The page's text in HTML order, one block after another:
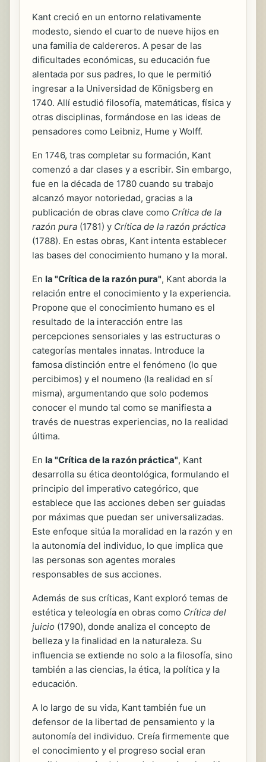
Kant creció en un entorno relativamente
modesto, siendo el cuarto de nueve hijos en
una familia de caldereros. A pesar de las
dificultades económicas, su educación fue
alentada por sus padres, lo que le permitió
ingresar a la Universidad de Königsberg en
1740. Allí estudió filosofía, matemáticas, física y
otras disciplinas, formándose en las ideas de
pensadores como Leibniz, Hume y Wolff.
En 1746, tras completar su formación, Kant
comenzó a dar clases y a escribir. Sin embargo,
fue en la década de 1780 cuando su trabajo
alcanzó mayor notoriedad, gracias a la
publicación de obras clave como Crítica de la
razón pura (1781) y Crítica de la razón práctica
(1788). En estas obras, Kant intenta establecer
las bases del conocimiento humano y la moral.
En la "Crítica de la razón pura", Kant aborda la
relación entre el conocimiento y la experiencia.
Propone que el conocimiento humano es el
resultado de la interacción entre las
percepciones sensoriales y las estructuras o
categorías mentales innatas. Introduce la
famosa distinción entre el fenómeno (lo que
percibimos) y el noumeno (la realidad en sí
misma), argumentando que solo podemos
conocer el mundo tal como se manifiesta a
través de nuestras experiencias, no la realidad
última.
En la "Crítica de la razón práctica", Kant
desarrolla su ética deontológica, formulando el
principio del imperativo categórico, que
establece que las acciones deben ser guiadas
por máximas que puedan ser universalizadas.
Este enfoque sitúa la moralidad en la razón y en
la autonomía del individuo, lo que implica que
las personas son agentes morales
responsables de sus acciones.
Además de sus críticas, Kant exploró temas de
estética y teleología en obras como Crítica del
juicio (1790), donde analiza el concepto de
belleza y la finalidad en la naturaleza. Su
influencia se extiende no solo a la filosofía, sino
también a las ciencias, la ética, la política y la
educación.
A lo largo de su vida, Kant también fue un
defensor de la libertad de pensamiento y la
autonomía del individuo. Creía firmemente que
el conocimiento y el progreso social eran